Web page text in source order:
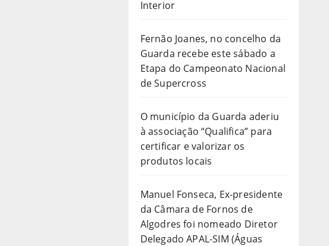
Interior
Fernão Joanes, no concelho da
Guarda recebe este sábado a
Etapa do Campeonato Nacional
de Supercross
O município da Guarda aderiu
à associação “Qualifica” para
certificar e valorizar os
produtos locais
Manuel Fonseca, Ex-presidente
da Câmara de Fornos de
Algodres foi nomeado Diretor
Delegado APAL-SIM (Águas